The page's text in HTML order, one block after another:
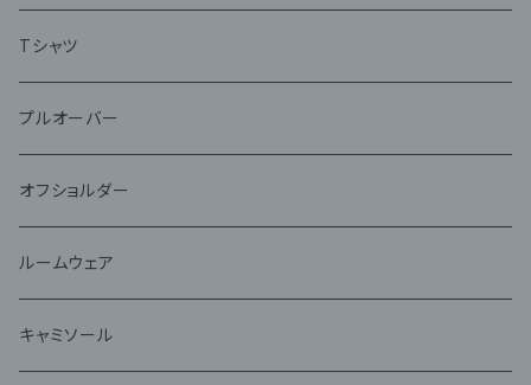
Tシャツ
プルオーバー
オフショルダー
ルームウェア
キャミソール